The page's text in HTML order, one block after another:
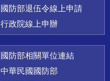
國防部退伍令線上申請
行政院線上申辦
國防部相關單位連結
中華民國國防部